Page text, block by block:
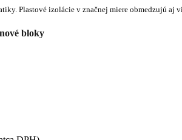
Plastové izolácie v značnej miere obmedzujú aj
bloky